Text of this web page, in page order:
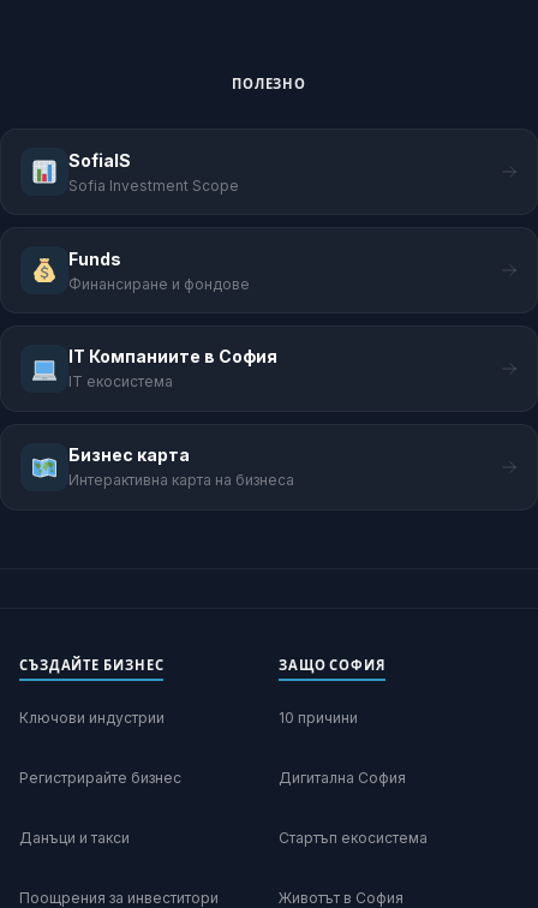
ПОЛЕЗНО
SofiaIS
Sofia Investment Scope
Funds
Финансиране и фондове
IT Компаниите в София
IT екосистема
Бизнес карта
Интерактивна карта на бизнеса
СЪЗДАЙТЕ БИЗНЕС
Ключови индустрии
Регистрирайте бизнес
Данъци и такси
Поощрения за инвеститори
ЗАЩО СОФИЯ
10 причини
Дигитална София
Стартъп екосистема
Животът в София